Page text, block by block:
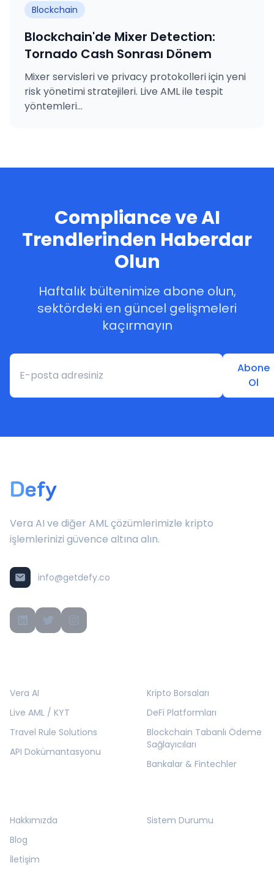
Blockchain
Blockchain'de Mixer Detection:
Tornado Cash Sonrası Dönem
Mixer servisleri ve privacy protokolleri için yeni
risk yönetimi stratejileri. Live AML ile tespit
yöntemleri...
Compliance ve AI
Trendlerinden Haberdar
Olun
Haftalık bültenimize abone olun,
sektördeki en güncel gelişmeleri
kaçırmayın
Abone
Ol
Defy
Vera AI ve diğer AML çözümlerimizle kripto
işlemlerinizi güvence altına alın.
info@getdefy.co
Vera AI
Live AML / KYT
Travel Rule Solutions
API Dokümantasyonu
Kripto Borsaları
DeFi Platformları
Blockchain Tabanlı Ödeme
Sağlayıcıları
Bankalar & Fintechler
Hakkımızda
Blog
İletişim
Sistem Durumu